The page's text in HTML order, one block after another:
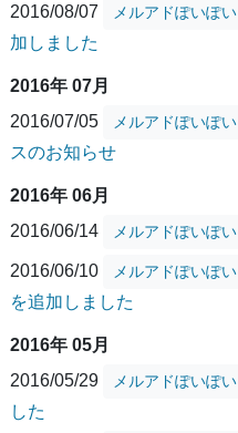
2016/08/07
メルアドぽいぽい
加しました
2016年 07月
2016/07/05
メルアドぽいぽい
スのお知らせ
2016年 06月
2016/06/14
メルアドぽいぽい
2016/06/10 メルアドぽいぽい
を追加しました
2016年 05月
2016/05/29
メルアドぽいぽい
した